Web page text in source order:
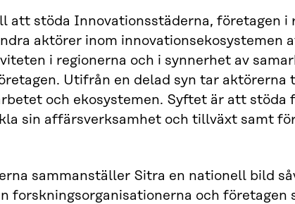
att stöda Innovationsstäderna, företagen i
aktörer inom innovationsekosystemen
i regionerna och i synnerhet av
Utifrån en delad syn tar aktörerna
och ekosystemen. Syftet är att stöda
sin affärsverksamhet och tillväxt samt
sammanställer Sitra en nationell bild
forskningsorganisationerna och företagen